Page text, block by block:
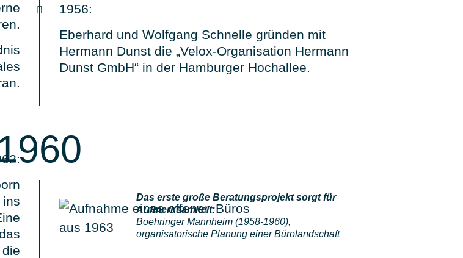
1956:
Eberhard und Wolfgang Schnelle gründen mit
Hermann Dunst die „Velox-Organisation Hermann
Dunst GmbH“ in der Hamburger Hochallee.
ins
Das erste große Beratungsprojekt sorgt für
Aufmerksamkeit:
Boehringer Mannheim (1958-1960),
organisatorische Planung einer Bürolandschaft